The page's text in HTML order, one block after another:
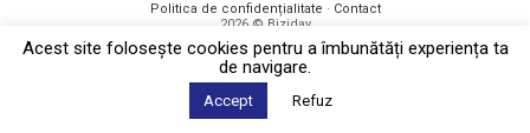
Politica de confidențialitate · Contact
2026 © Biziday
Acest site foloseşte cookies pentru a îmbunătăți experiența ta
de navigare.
Accept Refuz